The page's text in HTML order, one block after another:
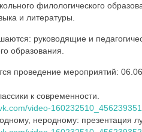
филологического
и литературы.
руководящие и
образования.
проведение мероприятий:
к современности.
video-160232510_456239351
неродному: презентация